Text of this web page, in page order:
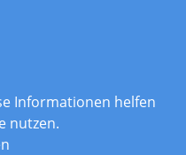
Informationen helfen
nutzen.